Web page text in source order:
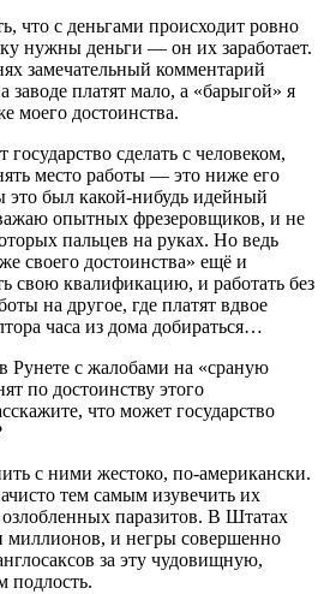
что с деньгами происходит ровно
нужны деньги — он их заработает.
замечательный комментарий
заводе платят мало, а «барыгой» я
моего достоинства.
сделать с человеком,
место работы — это ниже его
это был какой-нибудь идейный
опытных фрезеровщиков, и не
пальцев на руках. Но ведь
своего достоинства» ещё и
свою квалификацию, и работать без
на другое, где платят вдвое
часа из дома добираться…
Рунете с жалобами на «сраную
по достоинству этого
что может государство
с ними жестоко, по-американски.
тем самым изувечить их
паразитов. В Штатах
миллионов, и негры совершенно
за эту чудовищную,
подлость.